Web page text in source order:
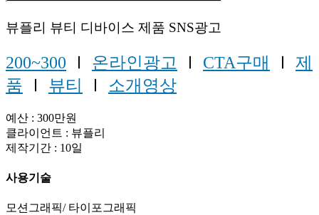
뷰플리 뷰티 디바이스 제품 SNS광고
200~300 Ⅰ 온라인광고 Ⅰ CTA구매 Ⅰ 제
품 Ⅰ 뷰티 Ⅰ 소개영상
예산 : 300만원
클라이언트 : 뷰플리
제작기간 : 10일
사용기술
모션그래픽/ 타이포그래픽